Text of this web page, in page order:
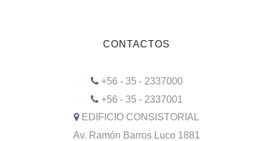
CONTACTOS
+56 - 35 - 2337000
+56 - 35 - 2337001
EDIFICIO CONSISTORIAL
Av. Ramón Barros Luco 1881